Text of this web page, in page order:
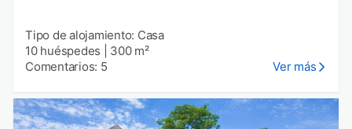
Tipo de alojamiento: Casa
10 huéspedes
300 m²
Comentarios: 5
Ver más